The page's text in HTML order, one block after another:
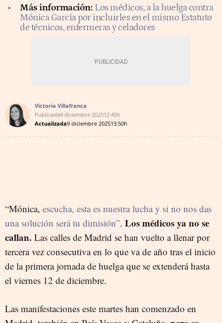
Más información: Los médicos, a la huelga contra
Mónica García por incluirles en el mismo Estatuto
de técnicos, enfermeras y celadores
Victoria Villafranca
Publicada9 diciembre 202512:45h
Actualizada9 diciembre 202513:50h
“Mónica, escucha, esta es nuestra lucha y si no nos das
una solución será tu dimisión”. Los médicos ya no se
callan. Las calles de Madrid se han vuelto a llenar por
tercera vez consecutiva en lo que va de año tras el inicio
de la primera jornada de huelga que se extenderá hasta
el viernes 12 de diciembre.
Las manifestaciones este martes han comenzado en